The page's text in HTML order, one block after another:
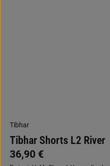
Tibhar
Tibhar Shorts L2 River
36,90 €